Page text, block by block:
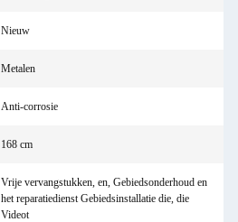
Nieuw
Metalen
Anti-corrosie
168 cm
Vrije vervangstukken, en, Gebiedsonderhoud en
het reparatiedienst Gebiedsinstallatie die, die
Videot